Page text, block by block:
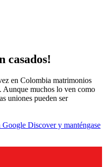
casados!
en Colombia matrimonios
Aunque muchos lo ven como
uniones pueden ser
Discover y manténgase